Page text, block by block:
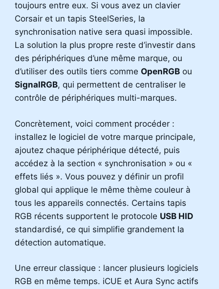
toujours entre eux. Si vous avez un clavier
Corsair et un tapis SteelSeries, la
synchronisation native sera quasi impossible.
La solution la plus propre reste d’investir dans
des périphériques d’une même marque, ou
d’utiliser des outils tiers comme OpenRGB ou
SignalRGB, qui permettent de centraliser le
contrôle de périphériques multi-marques.
Concrètement, voici comment procéder :
installez le logiciel de votre marque principale,
ajoutez chaque périphérique détecté, puis
accédez à la section « synchronisation » ou «
effets liés ». Vous pouvez y définir un profil
global qui applique le même thème couleur à
tous les appareils connectés. Certains tapis
RGB récents supportent le protocole USB HID
standardisé, ce qui simplifie grandement la
détection automatique.
Une erreur classique : lancer plusieurs logiciels
RGB en même temps. iCUE et Aura Sync actifs